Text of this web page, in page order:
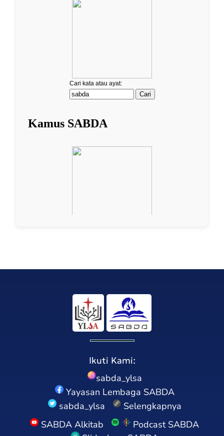
Ikuti Kami:
sabda_ylsa
Yayasan Lembaga SABDA
sabda_ylsa
Selengkapnya
SABDA Alkitab
Podcast SABDA